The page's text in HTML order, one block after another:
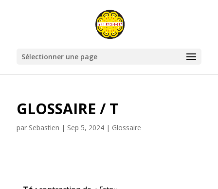
Sélectionner une page
GLOSSAIRE / T
par Sebastien | Sep 5, 2024| Glossaire